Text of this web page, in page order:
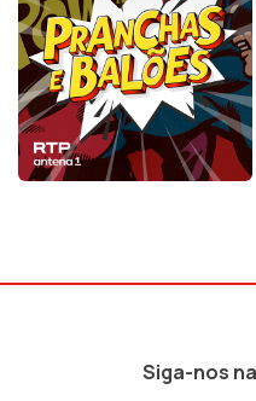
Siga-nos